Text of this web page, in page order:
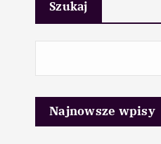
Szukaj
Najnowsze wpisy